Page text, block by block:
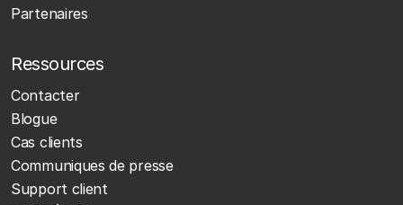
Partenaires
Ressources
Contacter
Blogue
Cas clients
Communiques de presse
Support client